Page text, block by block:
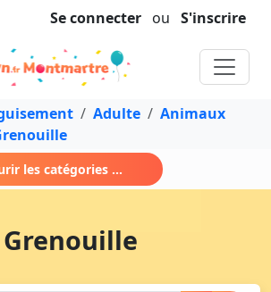
Se connecter ou S'inscrire
Adulte
Animaux
les catégories ...
Grenouille